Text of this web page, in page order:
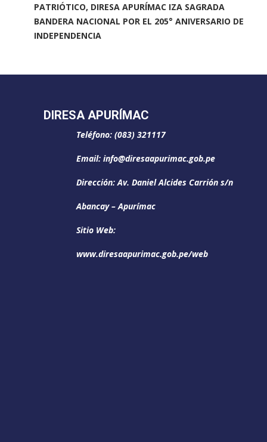
PATRIÓTICO, DIRESA APURÍMAC IZA SAGRADA
BANDERA NACIONAL POR EL 205° ANIVERSARIO DE
INDEPENDENCIA
DIRESA APURÍMAC
Teléfono: (083) 321117
Email: info@diresaapurimac.gob.pe
Dirección: Av. Daniel Alcides Carrión s/n
Abancay – Apurímac
Sitio Web:
www.diresaapurimac.gob.pe/web